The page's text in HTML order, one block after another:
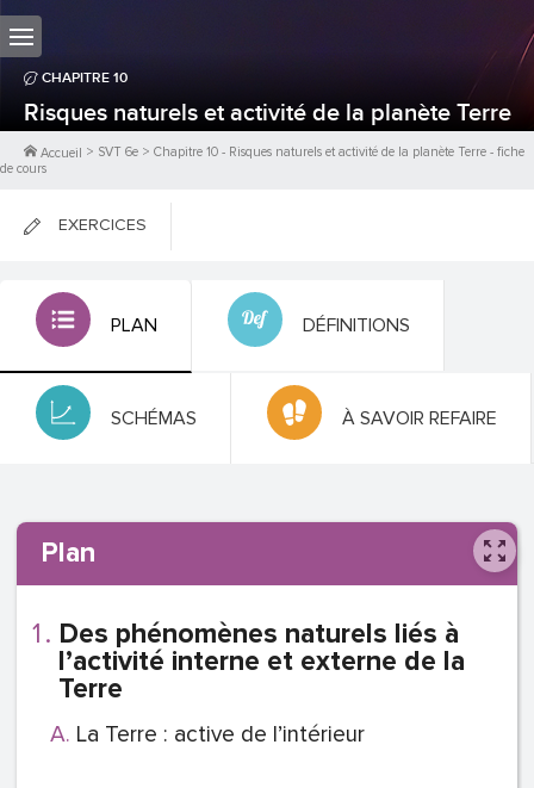
CHAPITRE 10
Risques naturels et activité de la planète Terre
Accueil > SVT 6e > Chapitre 10 - Risques naturels et activité de la planète Terre - fiche
de cours
EXERCICES
FICHES DE COURS
PLAN DÉFINITIONS
SCHÉMAS À SAVOIR REFAIRE
Plan
Des phénomènes naturels liés à
l’activité interne et externe de la
Terre
La Terre : active de l’intérieur